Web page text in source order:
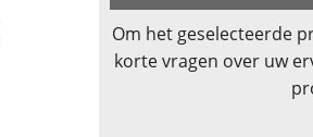
Om het geselecteerde
korte vragen over uw